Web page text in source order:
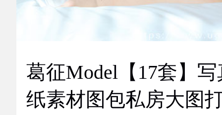
葛征Model【17套】
纸素材图包私房大图